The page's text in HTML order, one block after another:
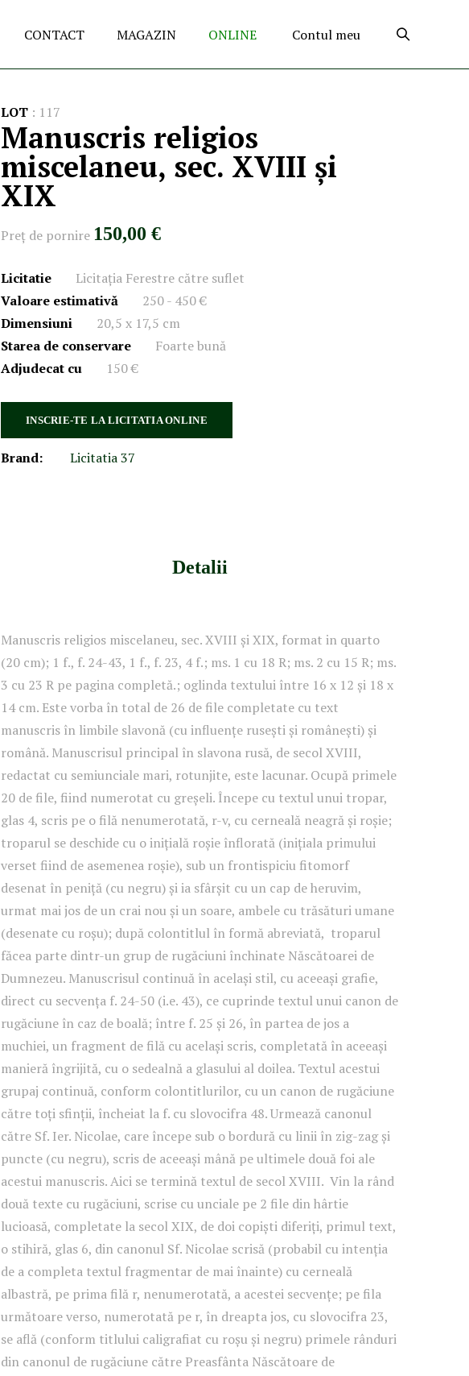
CONTACT MAGAZIN ONLINE Contul meu
LOT : 117
Manuscris religios
miscelaneu, sec. XVIII și
XIX
Preţ de pornire 150,00 €
Licitatie
Licitația Ferestre către suflet
Valoare estimativă
250 - 450 €
Dimensiuni
20,5 x 17,5 cm
Starea de conservare
Foarte bună
Adjudecat cu
150 €
INSCRIE-TE LA LICITATIA ONLINE
Brand: Licitatia 37
Detalii
Manuscris religios miscelaneu, sec. XVIII și XIX, format in quarto
(20 cm); 1 f., f. 24-43, 1 f., f. 23, 4 f.; ms. 1 cu 18 R; ms. 2 cu 15 R; ms.
3 cu 23 R pe pagina completă.; oglinda textului între 16 x 12 și 18 x
14 cm. Este vorba în total de 26 de file completate cu text
manuscris în limbile slavonă (cu influențe rusești și românești) și
română. Manuscrisul principal în slavona rusă, de secol XVIII,
redactat cu semiunciale mari, rotunjite, este lacunar. Ocupă primele
20 de file, fiind numerotat cu greșeli. Începe cu textul unui tropar,
glas 4, scris pe o filă nenumerotată, r-v, cu cerneală neagră și roșie;
troparul se deschide cu o inițială roșie înflorată (inițiala primului
verset fiind de asemenea roșie), sub un frontispiciu fitomorf
desenat în peniță (cu negru) și ia sfârșit cu un cap de heruvim,
urmat mai jos de un crai nou și un soare, ambele cu trăsături umane
(desenate cu roșu); după colontitlul în formă abreviată, troparul
făcea parte dintr-un grup de rugăciuni închinate Născătoarei de
Dumnezeu. Manuscrisul continuă în același stil, cu aceeași grafie,
direct cu secvența f. 24-50 (i.e. 43), ce cuprinde textul unui canon de
rugăciune în caz de boală; între f. 25 și 26, în partea de jos a
muchiei, un fragment de filă cu același scris, completată în aceeași
manieră îngrijită, cu o sedealnă a glasului al doilea. Textul acestui
grupaj continuă, conform colontitlurilor, cu un canon de rugăciune
către toți sfinții, încheiat la f. cu slovocifra 48. Urmează canonul
către Sf. Ier. Nicolae, care începe sub o bordură cu linii în zig-zag și
puncte (cu negru), scris de aceeași mână pe ultimele două foi ale
acestui manuscris. Aici se termină textul de secol XVIII. Vin la rând
două texte cu rugăciuni, scrise cu unciale pe 2 file din hârtie
lucioasă, completate la secol XIX, de doi copiști diferiți, primul text,
o stihiră, glas 6, din canonul Sf. Nicolae scrisă (probabil cu intenția
de a completa textul fragmentar de mai înainte) cu cerneală
albastră, pe prima filă r, nenumerotată, a acestei secvențe; pe fila
următoare verso, numerotată pe r, în dreapta jos, cu slovocifra 23,
se află (conform titlului caligrafiat cu roșu și negru) primele rânduri
din canonul de rugăciune către Preasfânta Născătoare de